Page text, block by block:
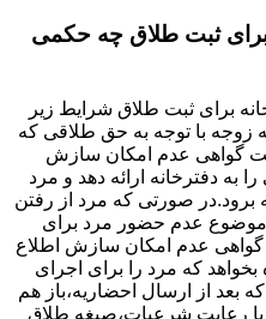
ثبت طلاق چه حکمی
برای ثبت طلاق شرایط زیر
با توجه به حق طلاقی که
گواهی عدم امکان سازش
به دفترخانه ارائه دهد و مرد
برود.در صورتی که مرد از رفتن
موضوع عدم حضور مرد برای
گواهی عدم امکان سازش اطلاع
بخواهد که مرد را برای اجرای
بعد از ارسال احضاریه،باز هم
با رعایت شرعیات،صیغه طلاق